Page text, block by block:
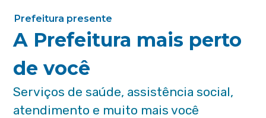
Prefeitura presente
A Prefeitura mais perto
de você
Serviços de saúde, assistência social,
atendimento e muito mais você